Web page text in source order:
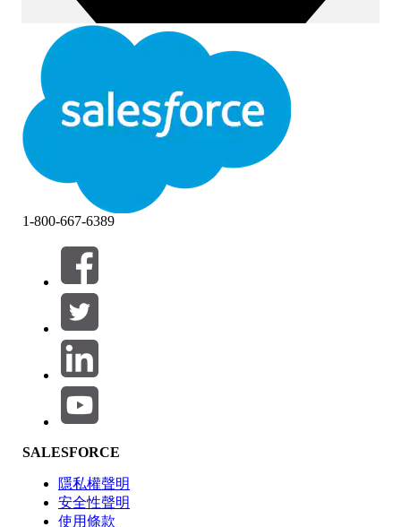
篩選器 (0)
選取篩選
產品區域
功能影響
1-800-667-6389
SALESFORCE
隱私權聲明
安全性聲明
使用條款